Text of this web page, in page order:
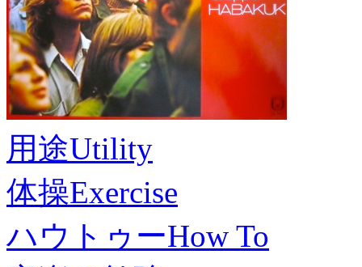
用途Utility
体操Exercise
ハウトゥーHow To